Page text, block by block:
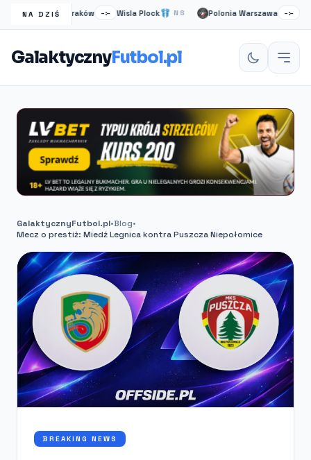
NA DZIŚ
Wisła Kraków –:– Wisla Plock NS Polonia Warszawa –:– Ruch
GalaktycznyFutbol.pl
GalaktycznyFutbol.pl•Blog•
Mecz o prestiż: Miedź Legnica kontra Puszcza Niepołomice
BREAKING NEWS